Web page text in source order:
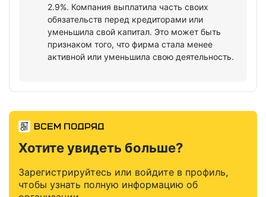
2.9%. Компания выплатила часть своих
обязательств перед кредиторами или
уменьшила свой капитал. Это может быть
признаком того, что фирма стала менее
активной или уменьшила свою деятельность.
Хотите увидеть больше?
Зарегистрируйтесь или войдите в профиль,
чтобы узнать полную информацию об